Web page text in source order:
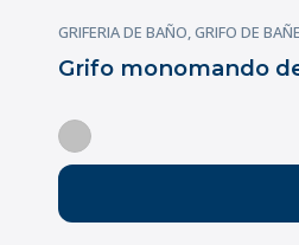
GRIFERIA DE BAÑO,GRIFO DE
Grifo monomando